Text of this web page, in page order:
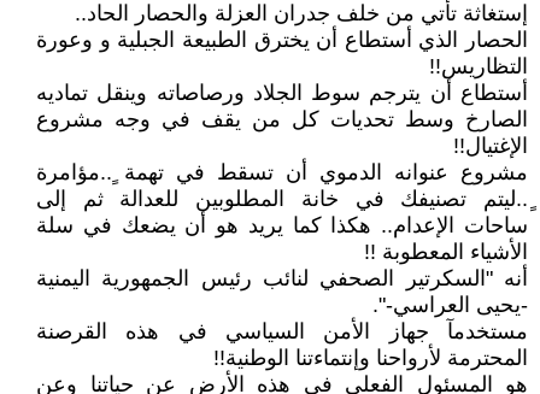
إستغاثة تأتي من خلف جدران العزلة والحصار الحاد..
الحصار الذي أستطاع أن يخترق الطبيعة الجبلية و وعورة
التظاريس!!
أستطاع أن يترجم سوط الجلاد ورصاصاته وينقل تماديه
الصارخ وسط تحديات كل من يقف في وجه مشروع
الإغتيال!!
مشروع عنوانه الدموي أن تسقط في تهمة ٍ..مؤامرة
ٍ..ليتم تصنيفك في خانة المطلوبين للعدالة ثم إلى
ساحات الإعدام.. هكذا كما يريد هو أن يضعك في سلة
الأشياء المعطوبة !!
أنه "السكرتير الصحفي لنائب رئيس الجمهورية اليمنية
-يحيى العراسي-".
مستخدمآ جهاز الأمن السياسي في هذه القرصنة
المحترمة لأرواحنا وإنتماءتنا الوطنية!!
هو المسئول الفعلي في هذه الأرض عن حياتنا وعن